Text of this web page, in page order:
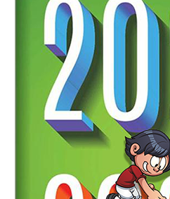
BILDGALLERI
DOKUMENT